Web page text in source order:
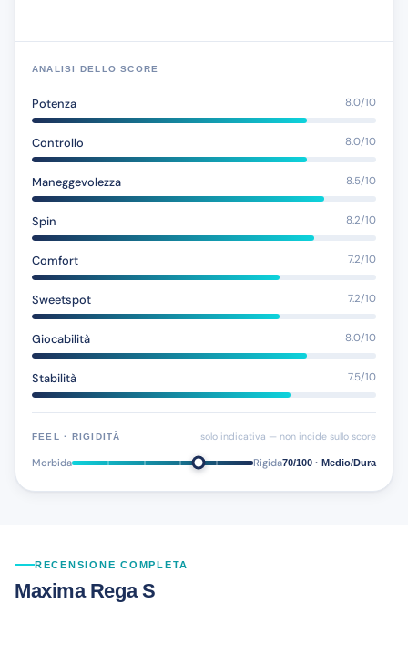
ANALISI DELLO SCORE
Potenza 8.0/10
Controllo 8.0/10
Maneggevolezza 8.5/10
Spin 8.2/10
Comfort 7.2/10
Sweetspot 7.2/10
Giocabilità 8.0/10
Stabilità 7.5/10
FEEL · RIGIDITÀ solo indicativa — non incide sullo score
Morbida Rigida70/100 · Medio/Dura
RECENSIONE COMPLETA
Maxima Rega S